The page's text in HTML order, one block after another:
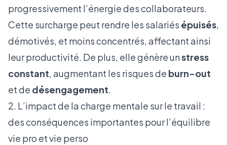
progressivement l’énergie des collaborateurs.
Cette surcharge peut rendre les salariés épuisés,
démotivés, et moins concentrés, affectant ainsi
leur productivité. De plus, elle génère unstress
constant, augmentant les risques de burn-out
et de désengagement.
2. L’impact de la charge mentale sur le travail :
des conséquences importantes pour l’équilibre
vie pro et vie perso